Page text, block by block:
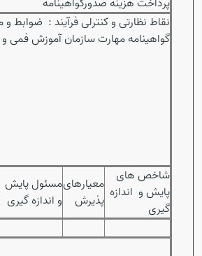
نقاط نظارتی و کنترلی فرآیند : ضوابط
گواهینامه مهارت سازمان آموزش فمی
شاخص های
پایش و اندازه
گیری
معیارهای
پذیرش
مسئول پایش
و اندازه گیری